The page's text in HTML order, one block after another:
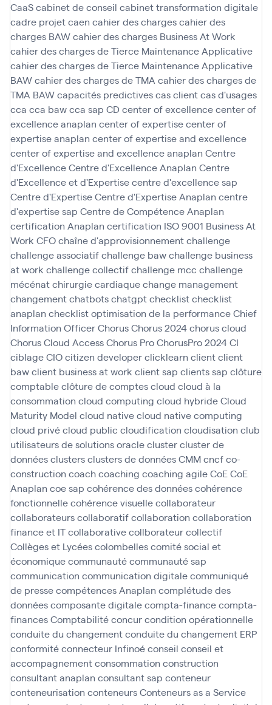
CaaScabinet de conseil cabinet transformation digitale
cadre projetcaen cahier des chargescahier des
charges BAWcahier des charges Business At Work
cahier des charges de Tierce Maintenance Applicative
cahier des charges de Tierce Maintenance Applicative
BAWcahier des charges de TMA cahier des charges de
TMA BAWcapacités predictivescas clientcas d'usages
cca cca bawcca sap CD center of excellencecenter of
excellence anaplan center of expertisecenter of
expertise anaplan center of expertise and excellence
center of expertise and excellence anaplan Centre
d'ExcellenceCentre d'Excellence Anaplan Centre
d'Excellence et d'Expertisecentre d'excellence sap
Centre d'ExpertiseCentre d'Expertise Anaplan centre
d'expertise sap Centre de Compétence Anaplan
certification Anaplan certification ISO 9001 Business At
Work CFOchaîne d'approvisionnementchallenge
challenge associatifchallenge bawchallenge business
at work challenge collectifchallenge mcc challenge
mécénat chirurgie cardiaquechange management
changementchatbotschatgptchecklistchecklist
anaplan checklist optimisation de la performanceChief
Information OfficerChorusChorus 2024chorus cloud
Chorus Cloud AccessChorus ProChorusPro 2024CI
ciblageCIOcitizen developerclicklearn clientclient
bawclient business at work client sap clients sap clôture
comptableclôture de comptescloud cloud à la
consommation cloud computing cloud hybrideCloud
Maturity Model cloud nativecloud native computing
cloud privécloud public cloudification cloudisation club
utilisateurs de solutions oracleclustercluster de
donnéesclustersclusters de donnéesCMMcncfco-
construction coachcoaching coaching agileCoECoE
Anaplan coe sap cohérence des donnéescohérence
fonctionnellecohérence visuellecollaborateur
collaborateurscollaboratifcollaboration collaboration
finance et ITcollaborativecollborateurcollectif
Collèges et Lycéescolombellescomité social et
économiquecommunautécommunauté sap
communication communication digitalecommuniqué
de pressecompétences Anaplan complétude des
donnéescomposante digitalecompta-financecompta-
financesComptabilitéconcurcondition opérationnelle
conduite du changementconduite du changement ERP
conformitéconnecteur Infinoéconseil conseil et
accompagnementconsommation construction
consultant anaplan consultant sap conteneur
conteneurisation conteneursConteneurs as a Service